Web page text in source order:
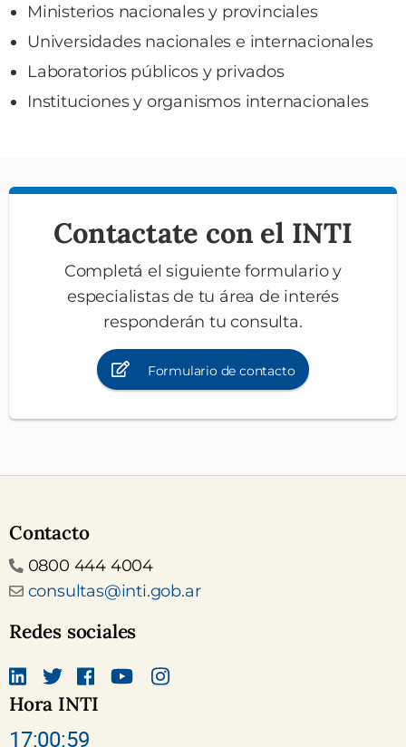
Ministerios nacionales y provinciales
Universidades nacionales e internacionales
Laboratorios públicos y privados
Instituciones y organismos internacionales
Contactate con el INTI
Completá el siguiente formulario y
especialistas de tu área de interés
responderán tu consulta.
Formulario de contacto
Contacto
Teléfono
0800 444 4004
Email
consultas@inti.gob.ar
Redes sociales
Linkedin
TwitterFacebook
Hora INTI
17:01:00